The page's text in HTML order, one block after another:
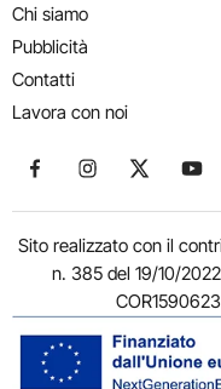
Chi siamo
Pubblicità
Contatti
Lavora con noi
Seguici su Facebook
Seguici su
Seguici
Sito realizzato con il
n. 385 del 19/10/